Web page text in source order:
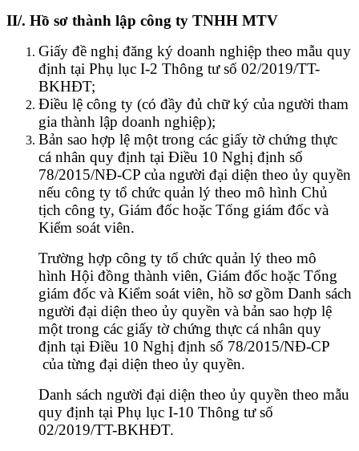
II/. Hồ sơ thành lập công ty TNHH MTV
Giấy đề nghị đăng ký doanh nghiệp theo mẫu quy
định tại Phụ lục I-2 Thông tư số 02/2019/TT-
BKHĐT;
Điều lệ công ty (có đầy đủ chữ ký của người tham
gia thành lập doanh nghiệp);
Bản sao hợp lệ một trong các giấy tờ chứng thực
cá nhân quy định tại Điều 10 Nghị định số
78/2015/NĐ-CP của người đại diện theo ủy quyền
nếu công ty tổ chức quản lý theo mô hình Chủ
tịch công ty, Giám đốc hoặc Tổng giám đốc và
Kiểm soát viên.
Trường hợp công ty tổ chức quản lý theo mô
hình Hội đồng thành viên, Giám đốc hoặc Tổng
giám đốc và Kiểm soát viên, hồ sơ gồm Danh sách
người đại diện theo ủy quyền và bản sao hợp lệ
một trong các giấy tờ chứng thực cá nhân quy
định tại Điều 10 Nghị định số 78/2015/NĐ-CP
của từng đại diện theo ủy quyền.
Danh sách người đại diện theo ủy quyền theo mẫu
quy định tại Phụ lục I-10 Thông tư số
02/2019/TT-BKHĐT.